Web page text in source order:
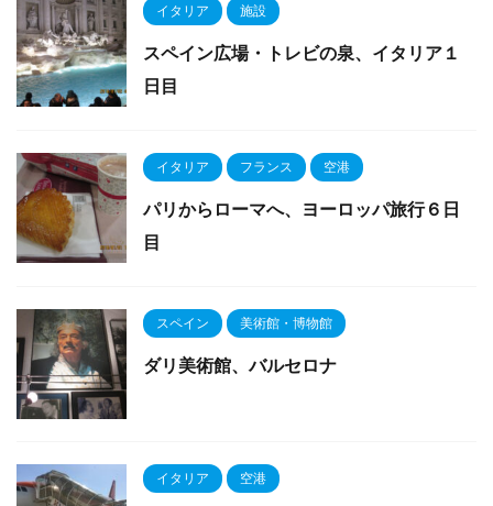
イタリア 施設
スペイン広場・トレビの泉、イタリア１
日目
イタリア フランス 空港
パリからローマへ、ヨーロッパ旅行６日
目
スペイン 美術館・博物館
ダリ美術館、バルセロナ
イタリア 空港